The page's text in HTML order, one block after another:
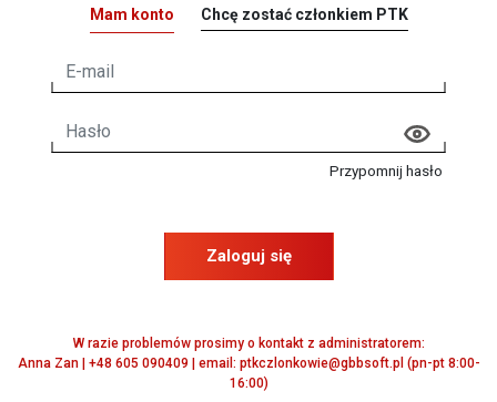
Mam konto Chcę zostać członkiem PTK
Przypomnij hasło
Zaloguj się
W razie problemów prosimy o kontakt z administratorem:
Anna Zan | +48 605 090409 | email: ptkczlonkowie@gbbsoft.pl (pn-pt 8:00-
16:00)